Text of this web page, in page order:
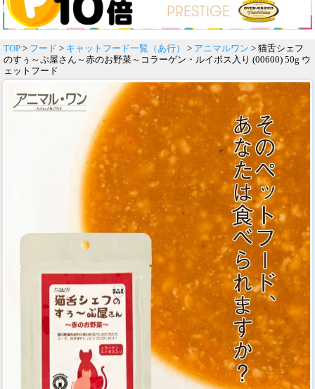
TOP > フード > キャットフード一覧（あ行） > アニマルワン > 猫舌シェフ
のすぅ～ぷ屋さん～赤のお野菜～コラーゲン・ルイボス入り (00600) 50g ウ
ェットフード